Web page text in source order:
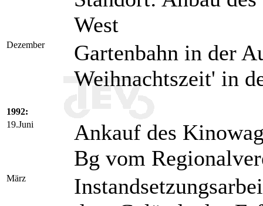
West
Dezember
Gartenbahn in der
Weihnachtszeit' in
1992:
19.Juni
Ankauf des
Bg vom
März